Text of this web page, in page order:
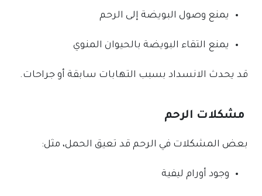
يمنع وصول البويضة إلى الرحم
يمنع التقاء البويضة بالحيوان المنوي
قد يحدث الانسداد بسبب التهابات سابقة أو جراحات.
مشكلات الرحم
بعض المشكلات في الرحم قد تعيق الحمل، مثل:
وجود أورام ليفية